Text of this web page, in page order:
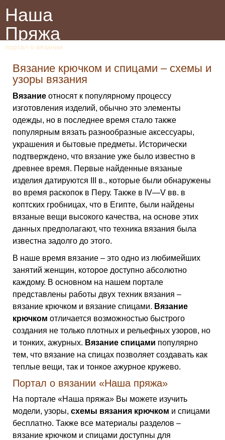
Наша
Пряжа
портал о вязании
Вязание крючком и спицами – схемы и
узоры вязания
Вязание относят к популярному процессу
изготовления изделий, обычно это элементы
одежды, но в последнее время стало также
популярным вязать разнообразные аксессуары,
украшения и бытовые предметы. Исторически
подтверждено, что вязание уже было известно в
древнее время. Первые найденные вязаные
изделия датируются III в., которые были обнаружены
во время раскопок в Перу. Также в IV—V вв. в
коптских гробницах, что в Египте, были найдены
вязаные вещи высокого качества, на основе этих
данных предполагают, что техника вязания была
известна задолго до этого.
В наше время вязание – это одно из любимейших
занятий женщин, которое доступно абсолютно
каждому. В основном на нашем портале
представлены работы двух техник вязания –
вязание крючком и вязание спицами. Вязание
крючком отличается возможностью быстрого
создания не только плотных и рельефных узоров, но
и тонких, ажурных. Вязание спицами популярно
тем, что вязание на спицах позволяет создавать как
теплые вещи, так и тонкое ажурное кружево.
Портал о вязании «Наша пряжа»
На портале «Наша пряжа» Вы можете изучить
модели, узоры, схемы вязания крючком и спицами
бесплатно. Также все материалы разделов –
вязание крючком и спицами доступны для